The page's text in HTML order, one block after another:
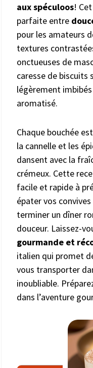
aux spéculoos!
parfaite entre
pour les amateurs
textures
onctueuses de
caresse de biscuits
légèrement
aromatisé.
Chaque bouchée
la cannelle et les
dansent avec la
crémeux. Cette
facile et rapide à
épater vos
terminer un dîner
douceur. Laissez-
gourmande et
italien qui promet
vous transporter
inoubliable.
dans l’aventure